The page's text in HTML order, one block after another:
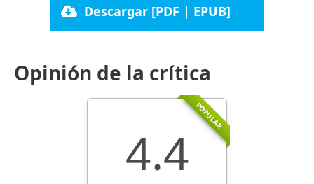
Descargar [PDF | EPUB]
Opinión de la crítica
POPULAR
4.4